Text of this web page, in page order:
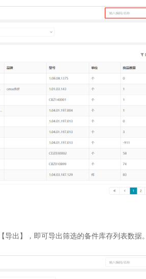
出】，即可导出筛选的备件库存列表数据。